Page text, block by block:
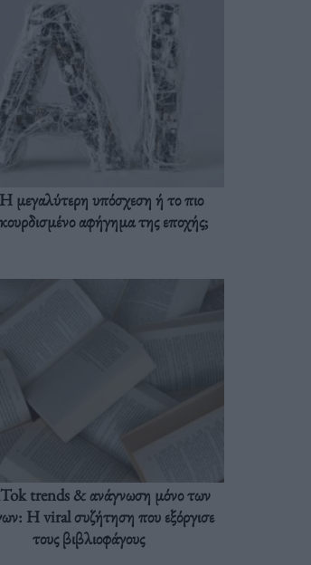
μεγαλύτερη υπόσχεση ή το πιο
αφήγημα της εποχής;
trends & ανάγνωση μόνο των
Η viral συζήτηση που εξόργισε
τους βιβλιοφάγους